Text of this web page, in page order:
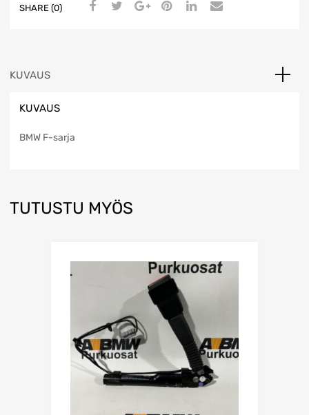
SHARE (0)
KUVAUS
KUVAUS
BMW F-sarja
TUTUSTU MYÖS